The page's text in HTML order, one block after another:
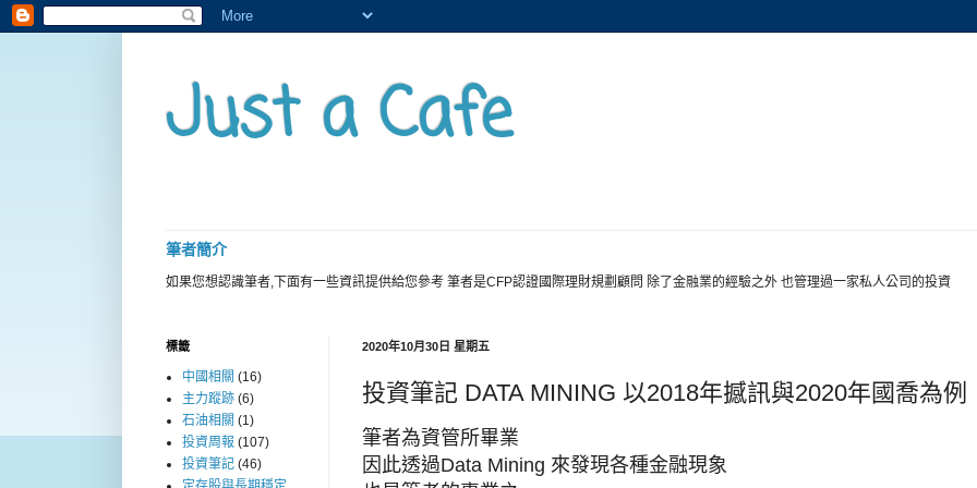
Just a Cafe
筆者簡介
如果您想認識筆者,下面有一些資訊提供給您參考 筆者是CFP認證國際理財規劃顧問 除了金融業的經驗之外 也管理過一家私人公司的投資
2020年10月30日 星期五
投資筆記 DATA MINING 以2018年撼訊與2020年國喬為例
筆者為資管所畢業
因此透過Data Mining 來發現各種金融現象
標籤
中國相關 (16)
主力蹤跡 (6)
石油相關 (1)
投資周報 (107)
投資筆記 (46)